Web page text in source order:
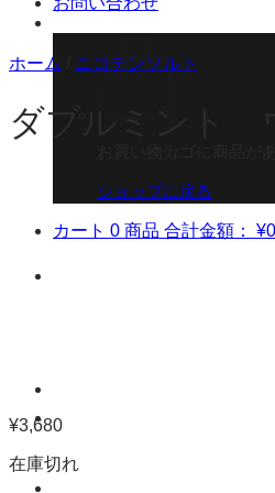
ショップに戻る
カート 0 商品 合計金額： ¥0
ホーム ニコチンソルト
ダブルミント
¥3,680
在庫切れ